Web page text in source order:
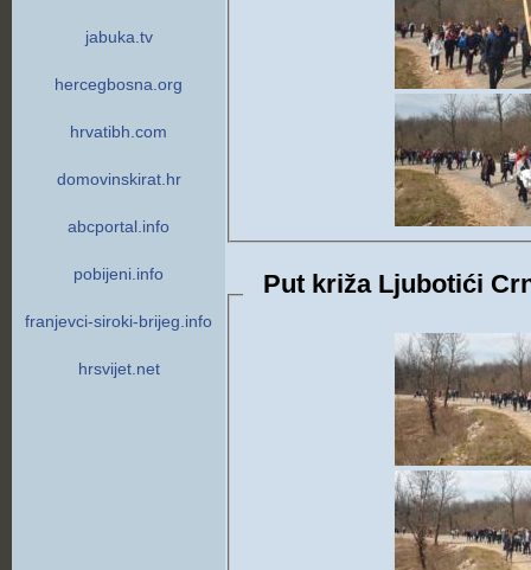
jabuka.tv
hercegbosna.org
hrvatibh.com
domovinskirat.hr
abcportal.info
pobijeni.info
franjevci-siroki-brijeg.info
hrsvijet.net